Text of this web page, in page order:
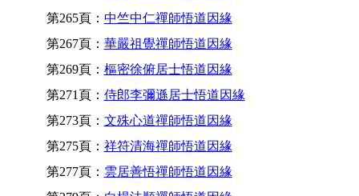
第265頁： 中竺中仁禪師悟道因緣
第267頁： 華嚴祖覺禪師悟道因緣
第269頁： 樞密徐俯居士悟道因緣
第271頁： 侍郎李彌遜居士悟道因緣
第273頁： 文殊心道禪師悟道因緣
第275頁： 祥符清海禪師悟道因緣
第277頁： 雲居善悟禪師悟道因緣